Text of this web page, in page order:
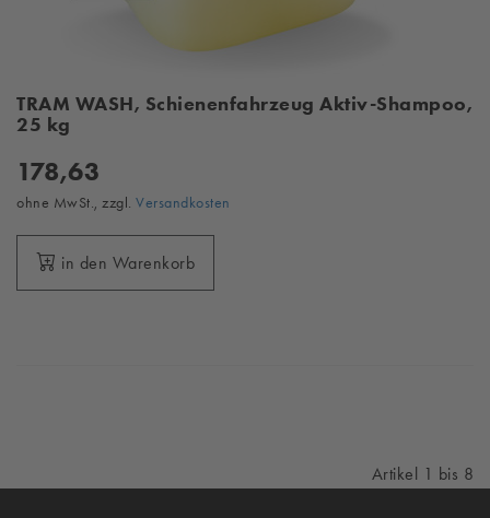
TRAM WASH, Schienenfahrzeug Aktiv-Shampoo,
25 kg
178,63
ohne MwSt., zzgl. Versandkosten
in den Warenkorb
Artikel 1 bis 8